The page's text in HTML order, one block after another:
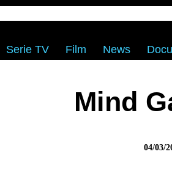
Serie TV Film News
Mind
04/03/